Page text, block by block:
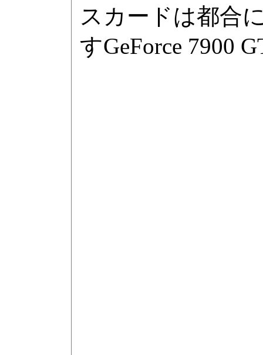
スカードは都合
すGeForce 7900